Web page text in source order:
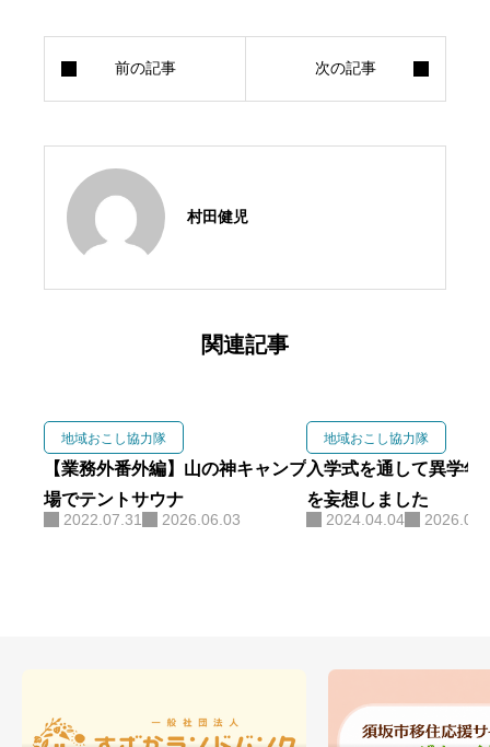
村田健児
関連記事
地域おこし協力隊
【業務外番外編】山の神キャンプ
場でテントサウナ
2022.07.31 2026.06.03
地域おこし協力隊
入学式を通して異学年
を妄想しました
2024.04.04